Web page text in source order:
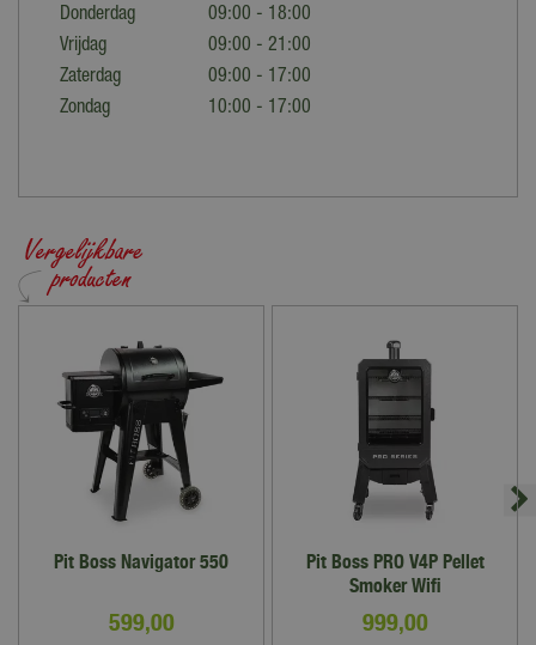
Donderdag
09:00 - 18:00
Vrijdag
09:00 - 21:00
Zaterdag
09:00 - 17:00
Zondag
10:00 - 17:00
Pit Boss Navigator 550
599,00
Pit Boss PRO V4P Pellet
Smoker Wifi
999,00